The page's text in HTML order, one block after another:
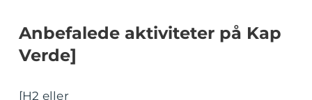
Anbefalede aktiviteter på Kap
Verde]
[H2 eller